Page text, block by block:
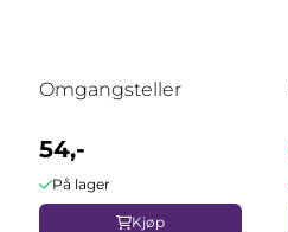
Omgangsteller
54,-
På lager
Kjøp